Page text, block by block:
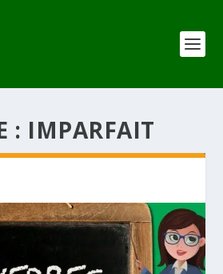
: IMPARFAIT